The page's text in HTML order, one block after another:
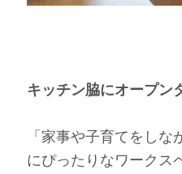
キッチン脇にオープン
「家事や子育てをし
にぴったりなワークス